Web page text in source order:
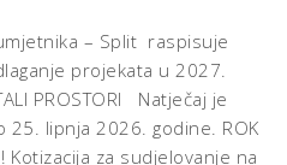
– Split raspisuje
projekata u 2027.
PROSTORI Natječaj je
lipnja 2026. godine. ROK
Kotizacija za sudjelovanje na